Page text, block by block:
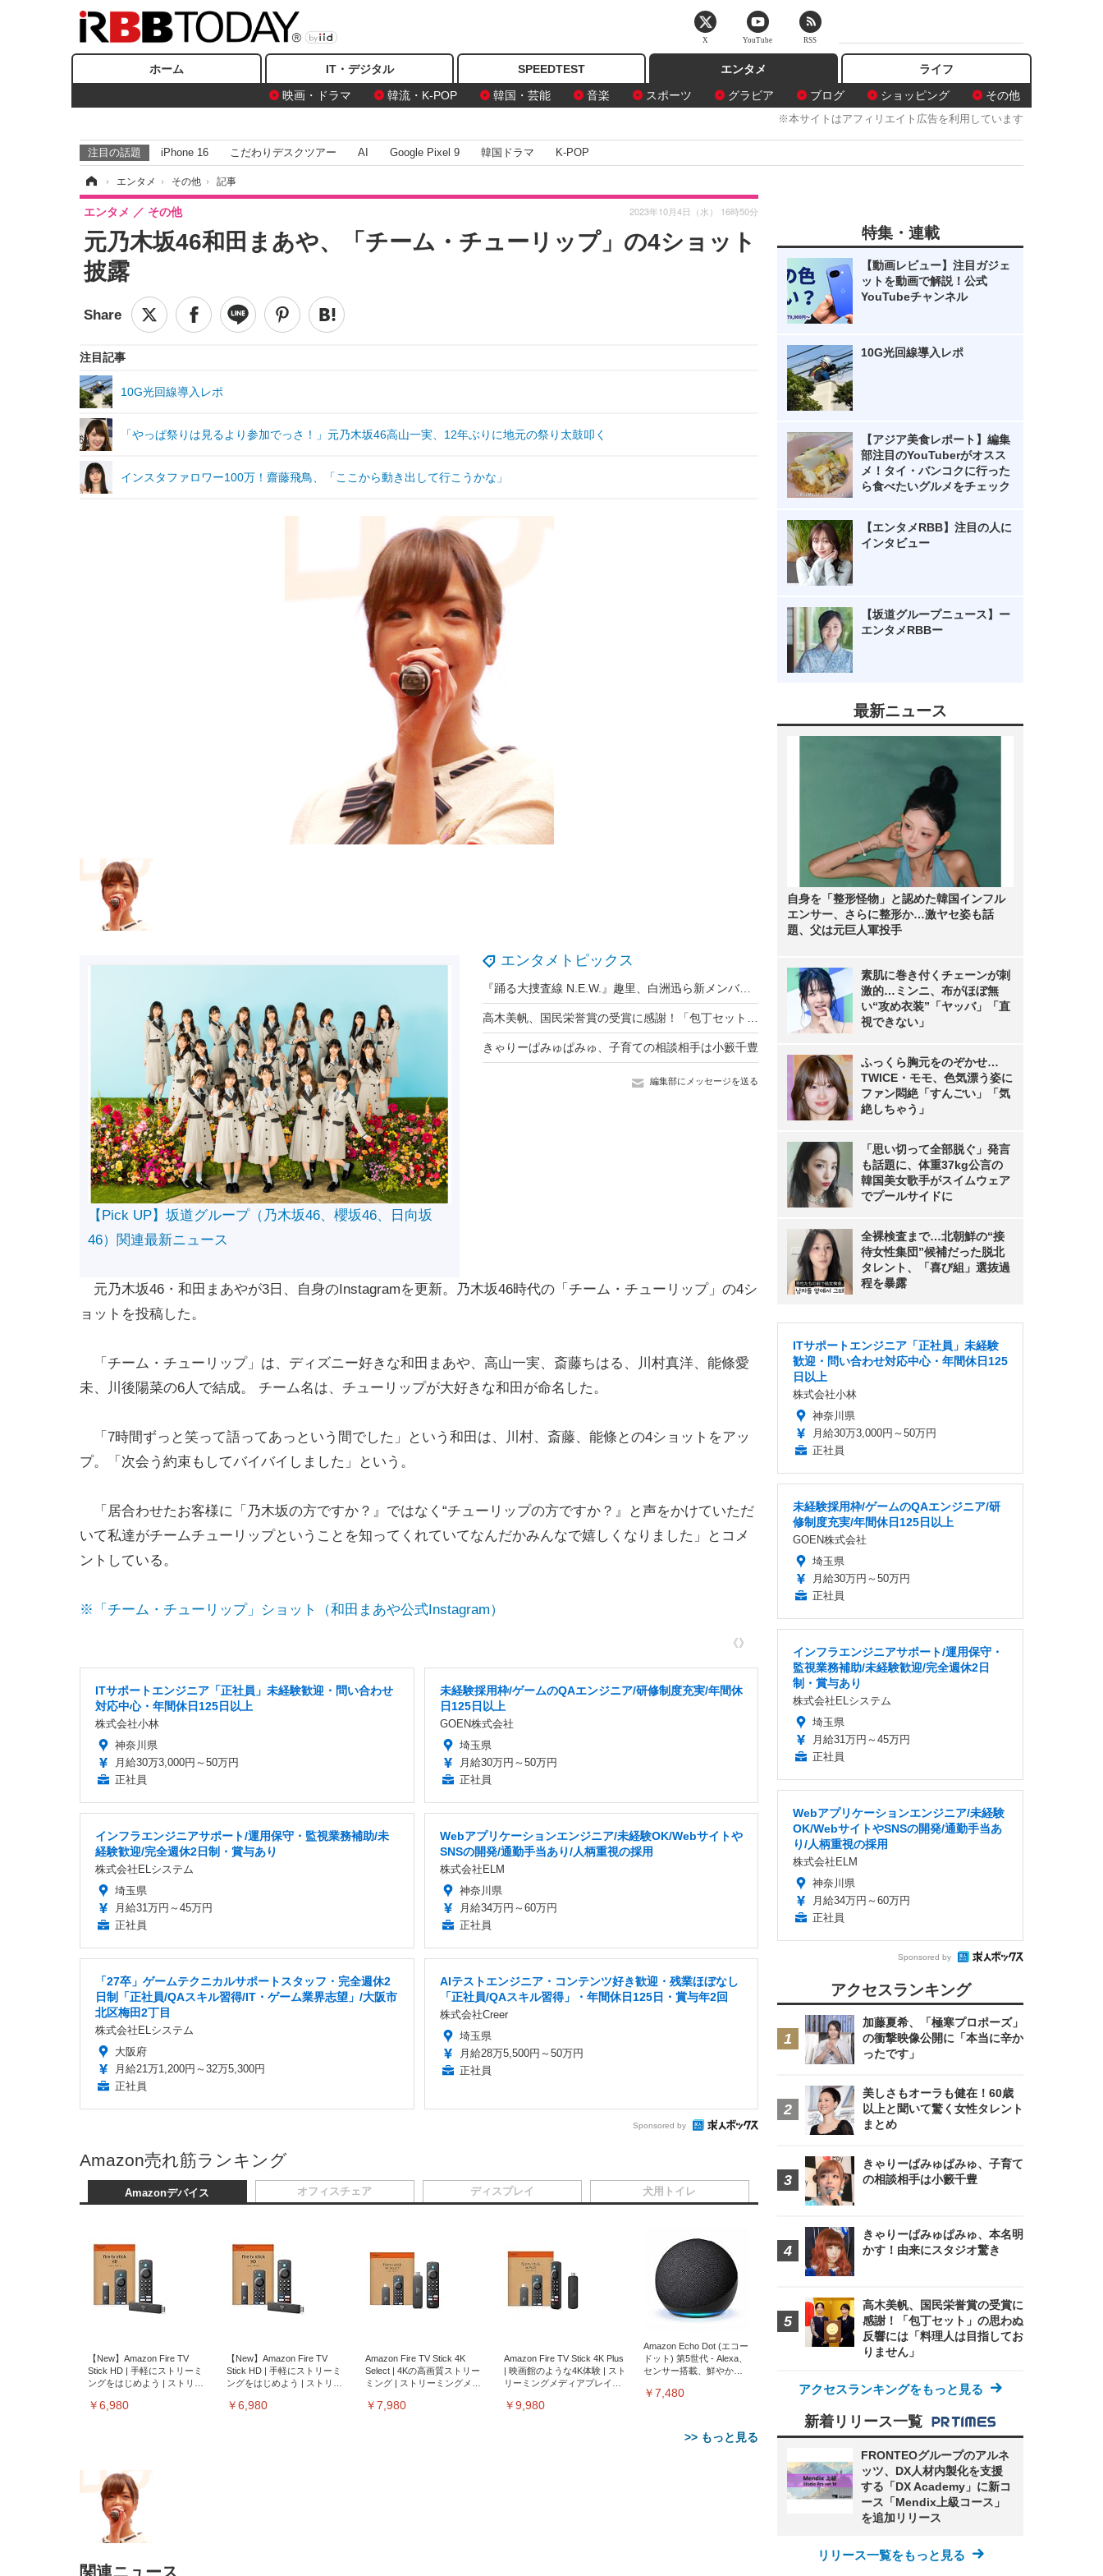
ホーム IT・デジタル SPEEDTEST
エンタメ
映画・ドラマ
韓流・K-POP 韓国・芸能 音楽 スポーツ グラビア ブログ ショッピング その他
ライフ
※本サイトはアフィリエイト広告を利用しています
注目の話題 iPhone 16 こだわりデスクツアー AI Google Pixel 9 韓国ドラマ K-POP
› エンタメ › その他 › 記事
元乃木坂46和田まあや、「チーム・チューリップ」の4ショット
披露
エンタメ その他 2023年10月4日（水） 16時50分
注目記事
10G光回線導入レポ
「やっぱ祭りは見るより参加でっさ！」元乃木坂46高山一実、12年ぶりに地元の祭り太鼓叩く
インスタファロワー100万！齋藤飛鳥、「ここから動き出して行こうかな」
エンタメトピックス
『踊る大捜査線 N.E.W.』趣里、白洲迅ら新メンバー映像公開！“熱血”“葛藤”など謎のキーワードも登場
きゃりーぱみゅぱみゅ、子育ての相談相手は小籔千豊
編集部にメッセージを送る
【Pick UP】坂道グループ（乃木坂46、櫻坂46、日向坂
46）関連最新ニュース
元乃木坂46・和田まあやが3日、自身のInstagramを更新。乃木坂46時代の「チーム・チューリップ」の4シ
ョットを投稿した。
「チーム・チューリップ」は、ディズニー好きな和田まあや、高山一実、斎藤ちはる、川村真洋、能條愛
未、川後陽菜の6人で結成。 チーム名は、チューリップが大好きな和田が命名した。
「7時間ずっと笑って語ってあっという間でした」という和田は、川村、斎藤、能條との4ショットをアッ
プ。「次会う約束もしてバイバイしました」という。
「居合わせたお客様に「乃木坂の方ですか？』ではなく“チューリップの方ですか？』と声をかけていただ
いて私達がチームチューリップということを知ってくれていてなんだかみんなで嬉しくなりました」とコメ
ントしている。
※「チーム・チューリップ」ショット（和田まあや公式Instagram）
《》
ITサポートエンジニア「正社員」未経験歓迎・問い合わせ
対応中心・年間休日125日以上
株式会社小林
神奈川県
月給30万3,000円～50万円
正社員
未経験採用枠/ゲームのQAエンジニア/研修制度充実/年間休
日125日以上
GOEN株式会社
埼玉県
月給30万円～50万円
正社員
インフラエンジニアサポート/運用保守・監視業務補助/未
経験歓迎/完全週休2日制・賞与あり
株式会社ELシステム
埼玉県
月給31万円～45万円
正社員
Webアプリケーションエンジニア/未経験OK/Webサイトや
SNSの開発/通勤手当あり/人柄重視の採用
株式会社ELM
神奈川県
月給34万円～60万円
正社員
「27卒」ゲームテクニカルサポートスタッフ・完全週休2
日制「正社員/QAスキル習得/IT・ゲーム業界志望」/大阪市
北区梅田2丁目
株式会社ELシステム
大阪府
月給21万1,200円～32万5,300円
正社員
AIテストエンジニア・コンテンツ好き歓迎・残業ほぼなし
「正社員/QAスキル習得」・年間休日125日・賞与年2回
株式会社Creer
埼玉県
月給28万5,500円～50万円
正社員
Sponsored by
Amazon売れ筋ランキング
Amazonデバイス
【New】Amazon Fire TV
Stick HD | 手軽にストリーミ
ングをはじめよう | ストリー
￥6,980
【New】Amazon Fire TV
Stick HD | 手軽にストリーミ
ングをはじめよう | ストリー
￥6,980
Amazon Fire TV Stick 4K
Select | 4Kの高画質ストリー
ミング | ストリーミングメデ
￥7,980
Amazon Fire TV Stick 4K Plus
| 映画館のような4K体験 | スト
リーミングメディアプレイヤ
￥9,980
Amazon Echo Dot (エコー
ドット) 第5世代 - Alexa、
センサー搭載、鮮やかな
￥7,480
>> もっと見る
オフィスチェア ディスプレイ 犬用トイレ
関連ニュース
特集・連載
【動画レビュー】注目ガジェ
ットを動画で解説！公式
YouTubeチャンネル
10G光回線導入レポ
【アジア美食レポート】編集
部注目のYouTuberがオスス
メ！タイ・バンコクに行った
ら食べたいグルメをチェック
【エンタメRBB】注目の人に
インタビュー
【坂道グループニュース】ー
エンタメRBBー
最新ニュース
自身を「整形怪物」と認めた韓国インフル
エンサー、さらに整形か…激ヤセ姿も話
題、父は元巨人軍投手
素肌に巻き付くチェーンが刺
激的…ミンニ、布がほぼ無
い“攻め衣装”「ヤッバ」「直
視できない」
ふっくら胸元をのぞかせ…
TWICE・モモ、色気漂う姿に
ファン悶絶「すんごい」「気
絶しちゃう」
「思い切って全部脱ぐ」発言
も話題に、体重37kg公言の
韓国美女歌手がスイムウェア
でプールサイドに
全裸検査まで…北朝鮮の“接
待女性集団”候補だった脱北
タレント、「喜び組」選抜過
程を暴露
ITサポートエンジニア「正社員」未経験
歓迎・問い合わせ対応中心・年間休日125
日以上
株式会社小林
神奈川県
月給30万3,000円～50万円
正社員
未経験採用枠/ゲームのQAエンジニア/研
修制度充実/年間休日125日以上
GOEN株式会社
埼玉県
月給30万円～50万円
正社員
インフラエンジニアサポート/運用保守・
監視業務補助/未経験歓迎/完全週休2日
制・賞与あり
株式会社ELシステム
埼玉県
月給31万円～45万円
正社員
Webアプリケーションエンジニア/未経験
OK/WebサイトやSNSの開発/通勤手当あ
り/人柄重視の採用
株式会社ELM
神奈川県
月給34万円～60万円
正社員
Sponsored by
アクセスランキング
加藤夏希、「極寒プロポーズ」
の衝撃映像公開に「本当に辛か
ったです」
美しさもオーラも健在！60歳
以上と聞いて驚く女性タレント
まとめ
きゃりーぱみゅぱみゅ、子育て
の相談相手は小籔千豊
きゃりーぱみゅぱみゅ、本名明
かす！由来にスタジオ驚き
高木美帆、国民栄誉賞の受賞に
感謝！「包丁セット」の思わぬ
反響には「料理人は目指してお
りません」
アクセスランキングをもっと見る
新着リリース一覧
FRONTEOグループのアルネ
ッツ、DX人材内製化を支援
する「DX Academy」に新コ
ース「Mendix上級コース」
を追加リリース
リリース一覧をもっと見る
X YouTube RSS